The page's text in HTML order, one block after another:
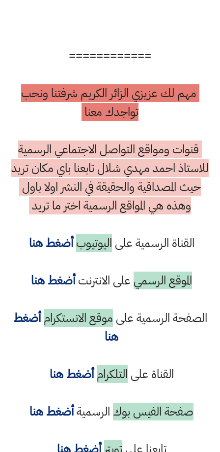
============
مهم لك عزيزي الزائر الكريم شرفتنا ونحب
تواجدك معنا
قنوات ومواقع التواصل الاجتماعي الرسمية
للاستاذ احمد مهدي شلال تابعنا باي مكان تريد
حيث المصداقية والحقيقة في النشر اولا باول
وهذه هي المواقع الرسمية اختر ما تريد
القناة الرسمية على اليوتيوب أضغط هنا
الموقع الرسمي على الانترنتأضغط هنا
الصفحة الرسمية على موقع الانستكرام أضغط
هنا
القناة على التلكرام أضغط هنا
صفحة الفيس بوك الرسميةأضغط هنا